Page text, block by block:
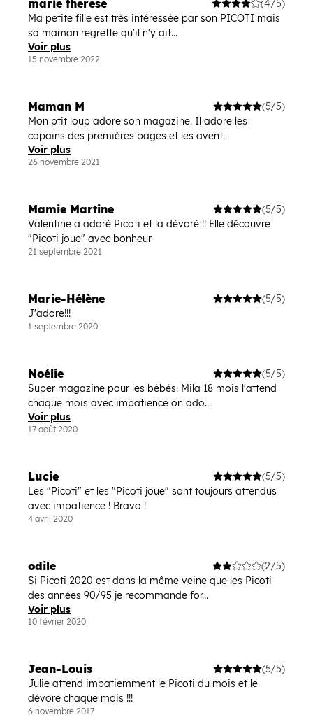
marie therese
(4/5)
Ma petite fille est très intéressée par son PICOTI mais
sa maman regrette qu'il n'y ait...
Voir plus
15 novembre 2022
Maman M
(5/5)
Mon ptit loup adore son magazine. Il adore les
copains des premières pages et les avent...
Voir plus
26 novembre 2021
Mamie Martine
(5/5)
Valentine a adoré Picoti et la dévoré !! Elle découvre
"Picoti joue" avec bonheur
21 septembre 2021
Marie-Hélène
(5/5)
J'adore!!!
1 septembre 2020
Noélie
(5/5)
Super magazine pour les bébés. Mila 18 mois l'attend
chaque mois avec impatience on ado...
Voir plus
17 août 2020
Lucie
(5/5)
Les "Picoti" et les "Picoti joue" sont toujours attendus
avec impatience ! Bravo !
4 avril 2020
odile
(2/5)
Si Picoti 2020 est dans la même veine que les Picoti
des années 90/95 je recommande for...
Voir plus
10 février 2020
Jean-Louis
(5/5)
Julie attend impatiemment le Picoti du mois et le
dévore chaque mois !!!
6 novembre 2017